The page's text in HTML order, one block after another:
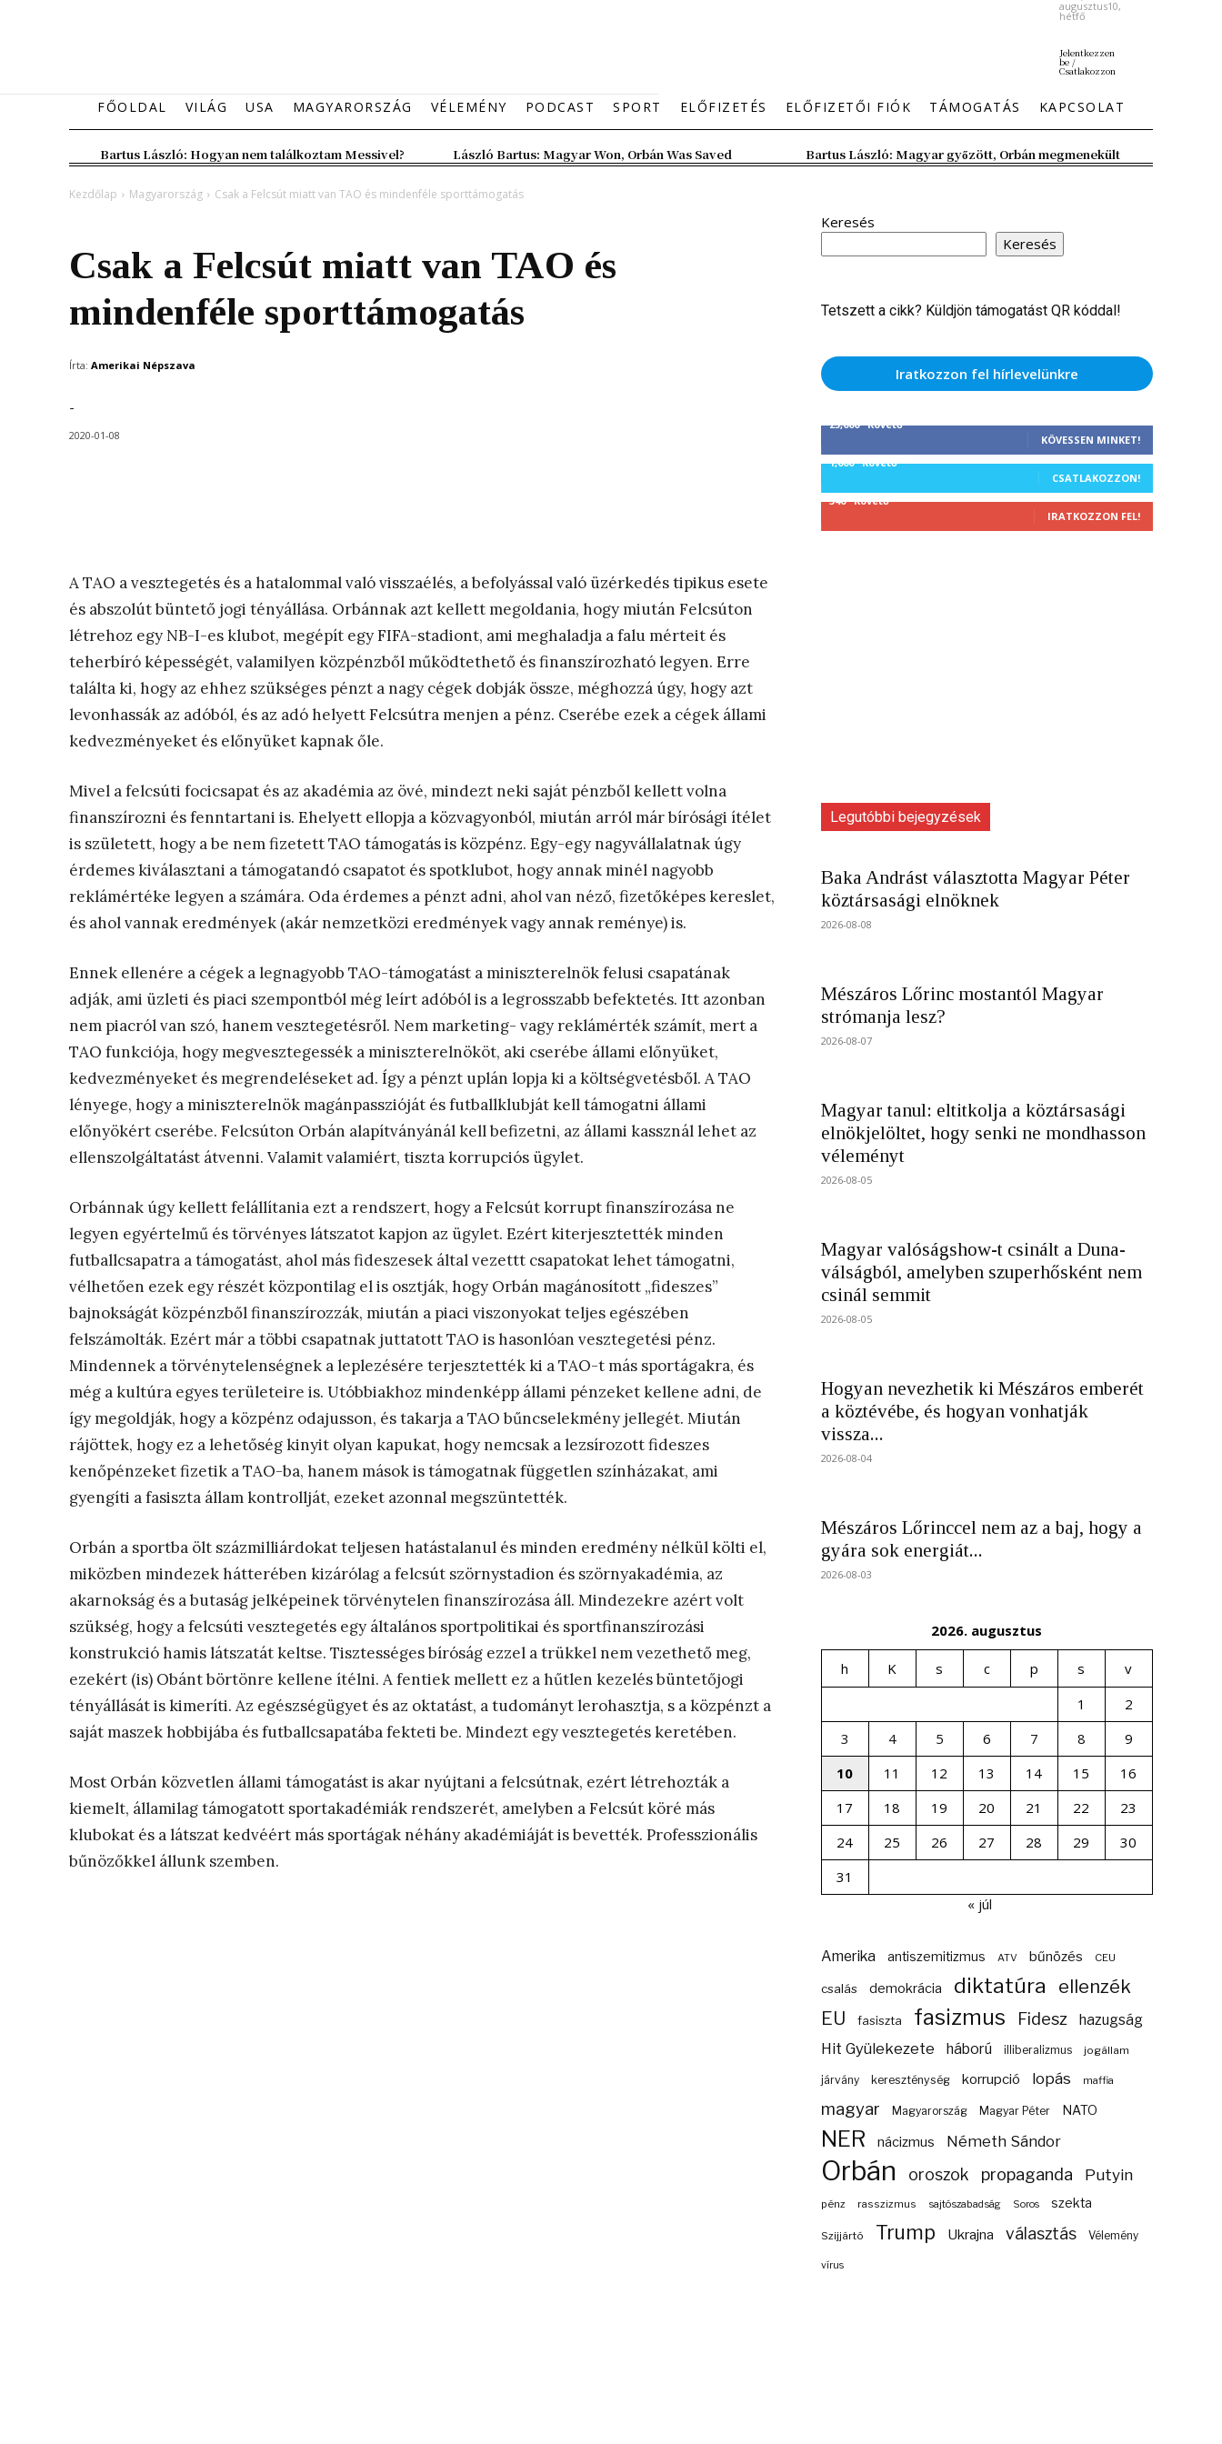
augusztus10,
hétfő
Jelentkezzen
be /
Csatlakozzon
FŐOLDAL VILÁG USA MAGYARORSZÁG VÉLEMÉNY PODCAST SPORT ELŐFIZETÉS ELŐFIZETŐI FIÓK TÁMOGATÁS KAPCSOLAT
Bartus László: Hogyan nem találkoztam Messivel? László Bartus: Magyar Won, Orbán Was Saved Bartus László: Magyar győzött, Orbán megmenekült
Kezdőlap Magyarország Csak a Felcsút miatt van TAO és mindenféle sporttámogatás
Csak a Felcsút miatt van TAO és
mindenféle sporttámogatás
Írta: Amerikai Népszava
-
2020-01-08
A TAO a vesztegetés és a hatalommal való visszaélés, a befolyással való üzérkedés tipikus esete
és abszolút büntető jogi tényállása. Orbánnak azt kellett megoldania, hogy miután Felcsúton
létrehoz egy NB-I-es klubot, megépít egy FIFA-stadiont, ami meghaladja a falu mérteit és
teherbíró képességét, valamilyen közpénzből működtethető és finanszírozható legyen. Erre
találta ki, hogy az ehhez szükséges pénzt a nagy cégek dobják össze, méghozzá úgy, hogy azt
levonhassák az adóból, és az adó helyett Felcsútra menjen a pénz. Cserébe ezek a cégek állami
kedvezményeket és előnyüket kapnak őle.
Mivel a felcsúti focicsapat és az akadémia az övé, mindezt neki saját pénzből kellett volna
finanszírozni és fenntartani is. Ehelyett ellopja a közvagyonból, miután arról már bírósági ítélet
is született, hogy a be nem fizetett TAO támogatás is közpénz. Egy-egy nagyvállalatnak úgy
érdemes kiválasztani a támogatandó csapatot és spotklubot, hogy annak minél nagyobb
reklámértéke legyen a számára. Oda érdemes a pénzt adni, ahol van néző, fizetőképes kereslet,
és ahol vannak eredmények (akár nemzetközi eredmények vagy annak reménye) is.
Ennek ellenére a cégek a legnagyobb TAO-támogatást a miniszterelnök felusi csapatának
adják, ami üzleti és piaci szempontból még leírt adóból is a legrosszabb befektetés. Itt azonban
nem piacról van szó, hanem vesztegetésről. Nem marketing- vagy reklámérték számít, mert a
TAO funkciója, hogy megvesztegessék a miniszterelnököt, aki cserébe állami előnyüket,
kedvezményeket és megrendeléseket ad. Így a pénzt uplán lopja ki a költségvetésből. A TAO
lényege, hogy a miniszterelnök magánpasszióját és futballklubját kell támogatni állami
előnyökért cserébe. Felcsúton Orbán alapítványánál kell befizetni, az állami kassznál lehet az
ellenszolgáltatást átvenni. Valamit valamiért, tiszta korrupciós ügylet.
Orbánnak úgy kellett felállítania ezt a rendszert, hogy a Felcsút korrupt finanszírozása ne
legyen egyértelmű és törvényes látszatot kapjon az ügylet. Ezért kiterjesztették minden
futballcsapatra a támogatást, ahol más fideszesek által vezettt csapatokat lehet támogatni,
vélhetően ezek egy részét központilag el is osztják, hogy Orbán magánosított „fideszes”
bajnokságát közpénzből finanszírozzák, miután a piaci viszonyokat teljes egészében
felszámolták. Ezért már a többi csapatnak juttatott TAO is hasonlóan vesztegetési pénz.
Mindennek a törvénytelenségnek a leplezésére terjesztették ki a TAO-t más sportágakra, és
még a kultúra egyes területeire is. Utóbbiakhoz mindenképp állami pénzeket kellene adni, de
így megoldják, hogy a közpénz odajusson, és takarja a TAO bűncselekmény jellegét. Miután
rájöttek, hogy ez a lehetőség kinyit olyan kapukat, hogy nemcsak a lezsírozott fideszes
kenőpénzeket fizetik a TAO-ba, hanem mások is támogatnak független színházakat, ami
gyengíti a fasiszta állam kontrollját, ezeket azonnal megszüntették.
Orbán a sportba ölt százmilliárdokat teljesen hatástalanul és minden eredmény nélkül költi el,
miközben mindezek hátterében kizárólag a felcsút szörnystadion és szörnyakadémia, az
akarnokság és a butaság jelképeinek törvénytelen finanszírozása áll. Mindezekre azért volt
szükség, hogy a felcsúti vesztegetés egy általános sportpolitikai és sportfinanszírozási
konstrukció hamis látszatát keltse. Tisztességes bíróság ezzel a trükkel nem vezethető meg,
ezekért (is) Obánt börtönre kellene ítélni. A fentiek mellett ez a hűtlen kezelés büntetőjogi
tényállását is kimeríti. Az egészségügyet és az oktatást, a tudományt lerohasztja, s a közpénzt a
saját maszek hobbijába és futballcsapatába fekteti be. Mindezt egy vesztegetés keretében.
Most Orbán közvetlen állami támogatást is akar nyújtani a felcsútnak, ezért létrehozták a
kiemelt, államilag támogatott sportakadémiák rendszerét, amelyben a Felcsút köré más
klubokat és a látszat kedvéért más sportágak néhány akadémiáját is bevették. Professzionális
bűnözőkkel állunk szemben.
Keresés
Keresés
Tetszett a cikk? Küldjön támogatást QR kóddal!
Iratkozzon fel hírlevelünkre
25,000 Követő
KÖVESSEN MINKET!
1,000 Követő
CSATLAKOZZON!
340 Követő
IRATKOZZON FEL!
Legutóbbi bejegyzések
Baka Andrást választotta Magyar Péter
köztársasági elnöknek
2026-08-08
Mészáros Lőrinc mostantól Magyar
strómanja lesz?
2026-08-07
Magyar tanul: eltitkolja a köztársasági
elnökjelöltet, hogy senki ne mondhasson
véleményt
2026-08-05
Magyar valóságshow-t csinált a Duna-
válságból, amelyben szuperhősként nem
csinál semmit
2026-08-05
Hogyan nevezhetik ki Mészáros emberét
a köztévébe, és hogyan vonhatják
vissza...
2026-08-04
Mészáros Lőrinccel nem az a baj, hogy a
gyára sok energiát...
2026-08-03
2026. augusztus
h K s c p s
v
1
2
3
4 5 6 7 8
9
10
11 12 13 14 15
16
17
18 19 20 21 22
23
24
25 26 27 28 29
30
31
« júl
Amerika antiszemitizmus ATV bűnözés CEU
csalás demokrácia diktatúra ellenzék
EU fasiszta fasizmus Fidesz hazugság
Hit Gyülekezete háború illiberalizmus jogállam
járvány kereszténység korrupció lopás maffia
magyar Magyarország Magyar Péter NATO
NER nácizmus Németh Sándor
Orbán oroszok propaganda Putyin
pénz rasszizmus sajtószabadság Soros szekta
Szijjártó Trump Ukrajna választás Vélemény
vírus